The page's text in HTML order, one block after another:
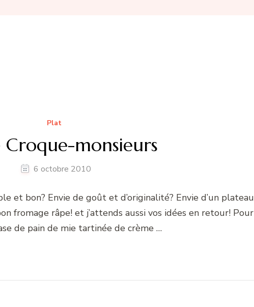
Plat
Croque-monsieurs
6 octobre 2010
et bon? Envie de goût et d’originalité? Envie d’un
fromage râpe! et j’attends aussi vos idées en retour!
de pain de mie tartinée de crème …